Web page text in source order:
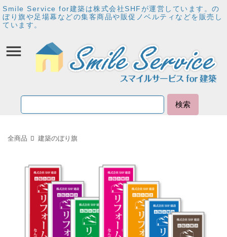
Smile Service for建築は株式会社SHFが運営しています。の
ぼり旗や足場幕などの集客商品や販促ノベルティなどを販売し
ています。
検索
全商品 建築のぼり旗